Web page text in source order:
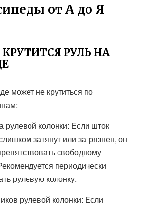
от А до Я
РУЛЬ НА
может не крутиться по
рулевой колонки: Если шток
затянут или загрязнен, он
свободному
периодически
рулевую колонку.
рулевой колонки: Если